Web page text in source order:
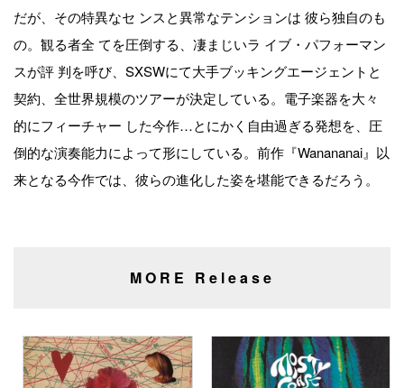
だが、その特異なセ ンスと異常なテンションは 彼ら独自のも
の。観る者全 てを圧倒する、凄まじいラ イブ・パフォーマン
スが評 判を呼び、SXSWにて大手ブッキングエージェントと
契約、全世界規模のツアーが決定している。電子楽器を大々
的にフィーチャー した今作…とにかく自由過ぎる発想を、圧
倒的な演奏能力によって形にしている。前作『Wanananai』以
来となる今作では、彼らの進化した姿を堪能できるだろう。
MORE Release